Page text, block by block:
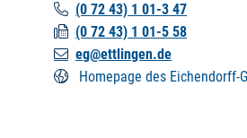
(0 72 43) 1 01-3 47
(0 72 43) 1 01-5 58
eg@ettlingen.de
Homepage des Eichendorff-